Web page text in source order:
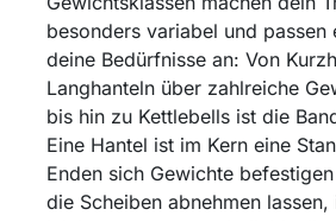
besonders variabel und passen
deine Bedürfnisse an: Von
Langhanteln über zahlreiche
bis hin zu Kettlebells ist die
Eine Hantel ist im Kern eine
Enden sich Gewichte
die Scheiben abnehmen lassen,